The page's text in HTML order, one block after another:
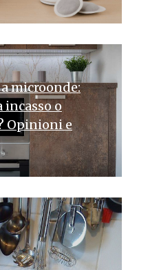
microonde:
incasso o
Opinioni e